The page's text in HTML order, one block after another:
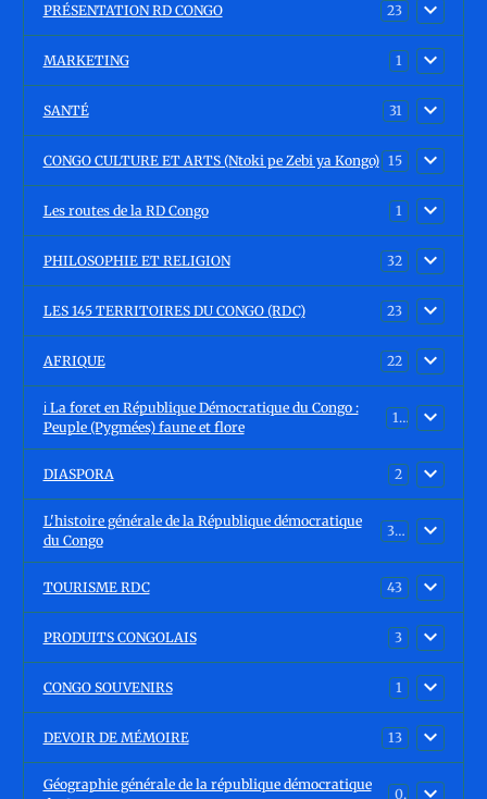
PRÉSENTATION RD CONGO 23
MARKETING 1
SANTÉ 31
CONGO CULTURE ET ARTS (Ntoki pe Zebi ya Kongo) 15
Les routes de la RD Congo 1
PHILOSOPHIE ET RELIGION 32
LES 145 TERRITOIRES DU CONGO (RDC) 23
AFRIQUE 22
ℹ️ La foret en République Démocratique du Congo :
Peuple (Pygmées) faune et flore
15
DIASPORA 2
L'histoire générale de la République démocratique
du Congo
30
TOURISME RDC 43
PRODUITS CONGOLAIS 3
CONGO SOUVENIRS 1
DEVOIR DE MÉMOIRE 13
Géographie générale de la république démocratique
0